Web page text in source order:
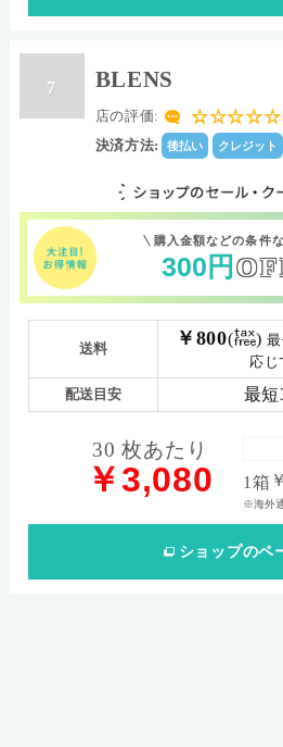
7 BLENS
店の評価:
決済方法: 後払い クレジット
購入金額などの条件
300 円
送料 ￥800( )
応じ
配送目安 最短
30 枚あたり
￥3,080 1箱
※海外
ショップのペ